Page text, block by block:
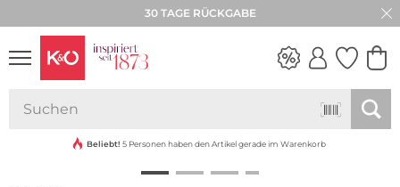
30 TAGE RÜCKGABE
VIBES
Beliebt! 5 Personen haben den Artikel gerade im Warenkorb